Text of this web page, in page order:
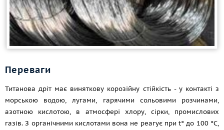
Переваги
Титанова дріт має виняткову корозійну стійкість - у контакті з
морською водою, лугами, гарячими сольовими розчинами,
азотною кислотою, в атмосфері хлору, сірки, промислових
газів. З органічними кислотами вона не реагує при t° до 100 °C,